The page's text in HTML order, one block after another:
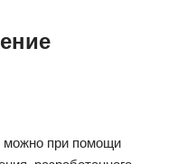
можно при помощи